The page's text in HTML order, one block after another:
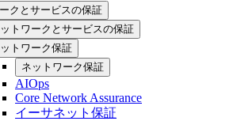
クとサービスの保証
トワークとサービスの保証
トワーク保証
ネットワーク保証
AIOps
Core Network Assurance
イーサネット保証